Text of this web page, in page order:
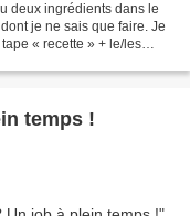
deux ingrédients dans le
je ne sais que faire. Je
« recette » + le/les
temps !